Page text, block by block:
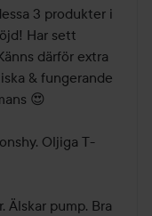
3 produkter i
Har sett
därför extra
& fungerande
😍
Oljiga T-
Älskar pump. Bra